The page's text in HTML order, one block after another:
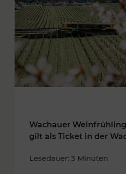
Wachauer
gilt als Ticket in der
Lesedauer: 3 Minuten